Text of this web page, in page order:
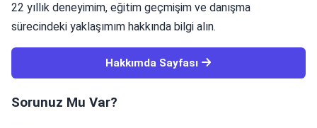
22 yıllık deneyimim, eğitim geçmişim ve danışma
sürecindeki yaklaşımım hakkında bilgi alın.
Hakkımda Sayfası
Sorunuz Mu Var?